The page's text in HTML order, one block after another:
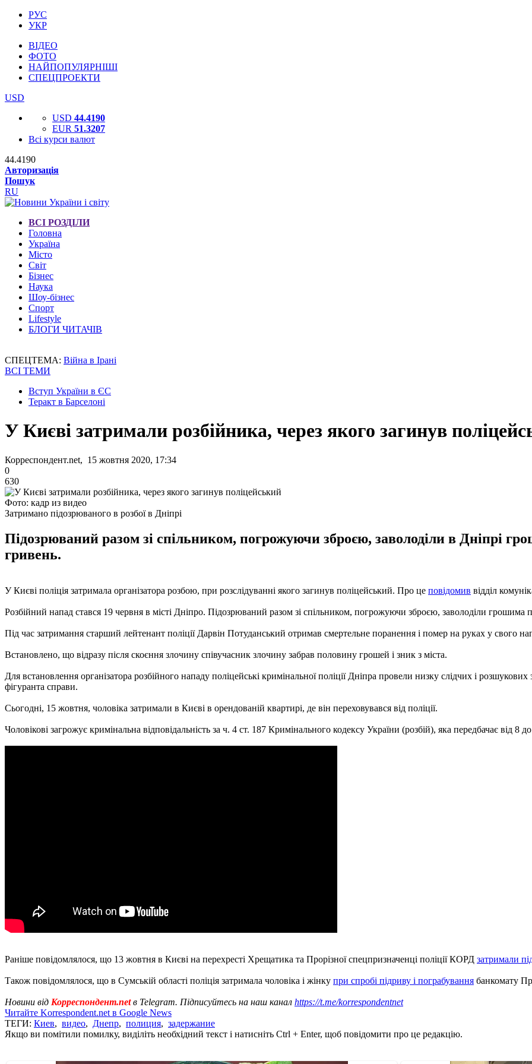
РУС
УКР
ВІДЕО
ФОТО
НАЙПОПУЛЯРНІШІ
СПЕЦПРОЕКТИ
USD
USD 44.4190
EUR 51.3207
Всі курси валют
44.4190
Авторизація
Пошук
RU
ВСІ РОЗДІЛИ
Головна
Україна
Місто
Світ
Бізнес
Наука
Шоу-бізнес
Спорт
Lifestyle
БЛОГИ ЧИТАЧІВ
СПЕЦТЕМА: Війна в Ірані
ВСІ ТЕМИ
Вступ України в ЄС
Теракт в Барселоні
У Києві затримали розбійника, через якого загинув
Корреспондент.net, 15 жовтня 2020, 17:34
0
630
Фото: кадр из видео
Затримано підозрюваного в розбої в Дніпрі
Підозрюваний разом зі спільником, погрожуючи зброєю, заволоділи в Дніпрі
гривень.
У Києві поліція затримала організатора розбою, при розслідуванні якого загинув поліцейський. Про це повідомив відділ
Розбійний напад стався 19 червня в місті Дніпро. Підозрюваний разом зі спільником, погрожуючи зброєю, заволоділи грошима
Під час затримання старший лейтенант поліції Дарвін Потуданський отримав смертельне поранення і помер на руках у свого
Встановлено, що відразу після скоєння злочину співучасник злочину забрав половину грошей і зник з міста.
Для встановлення організатора розбійного нападу поліцейські кримінальної поліції Дніпра провели низку слідчих і
фігуранта справи.
Сьогодні, 15 жовтня, чоловіка затримали в Києві в орендованій квартирі, де він переховувався від поліції.
Чоловікові загрожує кримінальна відповідальність за ч. 4 ст. 187 Кримінального кодексу України (розбій), яка передбачає від 8
Раніше повідомлялося, що 13 жовтня в Києві на перехресті Хрещатика та Прорізної спецпризначенці поліції КОРД затримали
Також повідомлялося, що в Сумській області поліція затримала чоловіка і жінку при спробі підриву і пограбування банкомату
Новини від Корреспондент.netв Telegram. Підписуйтесь на наш канал https://t.me/korrespondentnet
Читайте Korrespondent.net в Google News
ТЕГИ: Киев, видео, Днепр, полиция, задержание
Якщо ви помітили помилку, виділіть необхідний текст і натисніть Ctrl + Enter, щоб повідомити про це редакцію.